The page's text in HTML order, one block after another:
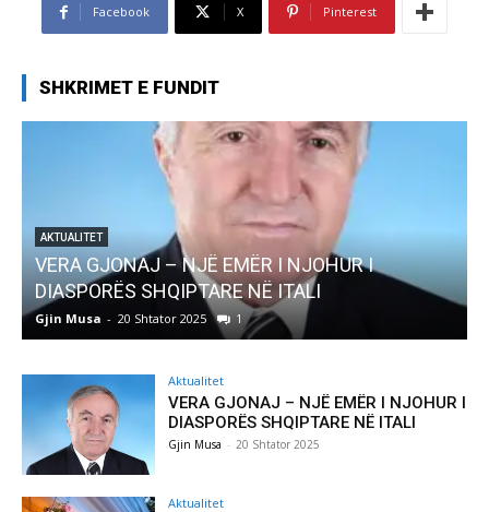
Facebook X Pinterest
SHKRIMET E FUNDIT
I NJOHUR I
NË ITALI
AKTUALITET
Pregaditi Gjin Musa-
Gjin Musa
Aktualitet
VERA GJONAJ – NJË EMËR I NJOHUR I
DIASPORËS SHQIPTARE NË ITALI
Gjin Musa - 20 Shtator 2025
Aktualitet